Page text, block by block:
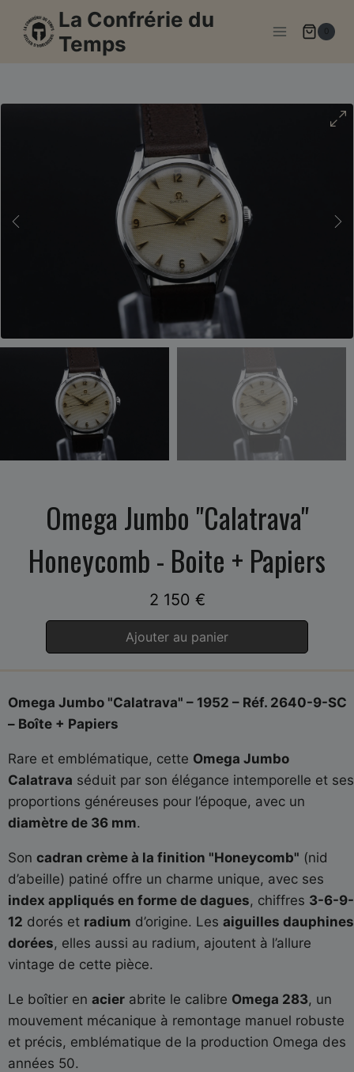
contenu
La Confrérie du
Temps
Omega Jumbo "Calatrava"
Honeycomb - Boite + Papiers
2 150 €
Ajouter au panier
Omega Jumbo "Calatrava" – 1952 – Réf. 2640-9-SC
– Boîte + Papiers
Rare et emblématique, cette Omega Jumbo
Calatrava séduit par son élégance intemporelle et ses
proportions généreuses pour l’époque, avec un
diamètre de 36 mm.
Son cadran crème à la finition "Honeycomb" (nid
d’abeille) patiné offre un charme unique, avec ses
index appliqués en forme de dagues, chiffres 3-6-9-
12 dorés et radium d’origine. Les aiguilles dauphines
dorées, elles aussi au radium, ajoutent à l’allure
vintage de cette pièce.
Le boîtier en acier abrite le calibre Omega 283, un
mouvement mécanique à remontage manuel robuste
et précis, emblématique de la production Omega des
années 50.